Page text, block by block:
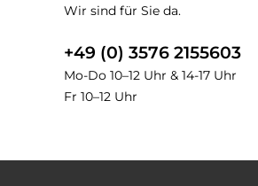
Wir sind für Sie da.
+49 (0) 3576 2155603
Mo-Do 10–12 Uhr & 14-17 Uhr
Fr 10–12 Uhr